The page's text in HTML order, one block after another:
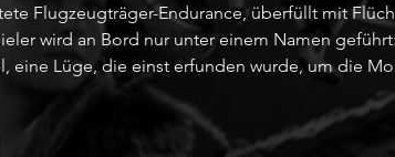
Flugzeugträger-Endurance, überfüllt mit
wird an Bord nur unter einem Namen
eine Lüge, die einst erfunden wurde, um die